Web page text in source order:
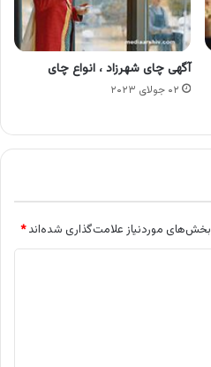
آگهی چای شهرزاد ، انواع چای
۰۲ جولای ۲۰۲۳
بخش‌های موردنیاز علامت‌گذاری شده‌اند*